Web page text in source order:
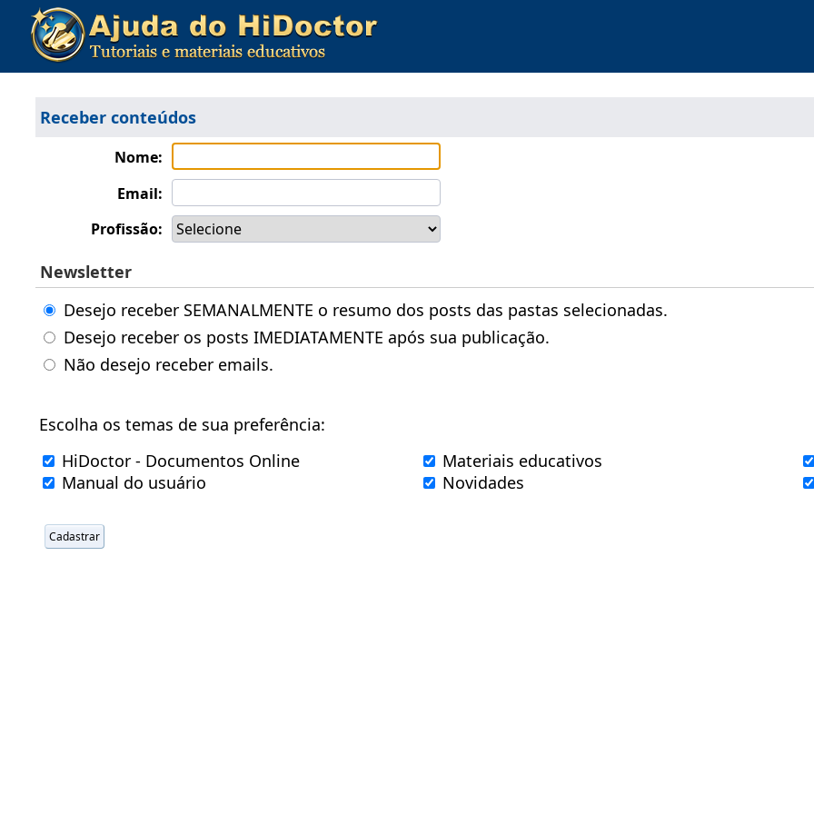
Receber conteúdos
Nome:
Email:
Profissão:
Newsletter
Desejo receber SEMANALMENTE o resumo dos posts das pastas selecionadas.
Desejo receber os posts IMEDIATAMENTE após sua publicação.
Não desejo receber emails.
Escolha os temas de sua preferência:
HiDoctor - Documentos Online
Manual do usuário
Materiais educativos
Novidades